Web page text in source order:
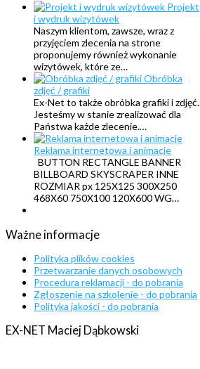
Projekt
i wydruk wizytówek
Naszym klientom, zawsze, wraz z
przyjęciem zlecenia na strone
proponujemy również wykonanie
wizytówek, które ze…
Obróbka
zdjęć / grafiki
Ex-Net to także obróbka grafiki i zdjęć.
Jesteśmy w stanie zrealizować dla
Państwa każde zlecenie.…
Reklama internetowa i animacje
BUTTON RECTANGLE BANNER
BILLBOARD SKYSCRAPER INNE
ROZMIAR px 125X125 300X250
468X60 750X100 120X600 WG…
Ważne informacje
Polityka plików cookies
Przetwarzanie danych osobowych
Procedura reklamacji - do pobrania
Zgłoszenie na szkolenie - do pobrania
Polityka jakości - do pobrania
EX-NET Maciej Dąbkowski